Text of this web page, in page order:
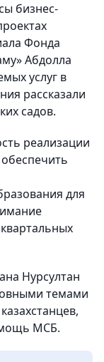
бизнес-
Фонда
Абдолла
услуг в
рассказали
садов.
реализации
для
Нурсултан
темами
МСБ.